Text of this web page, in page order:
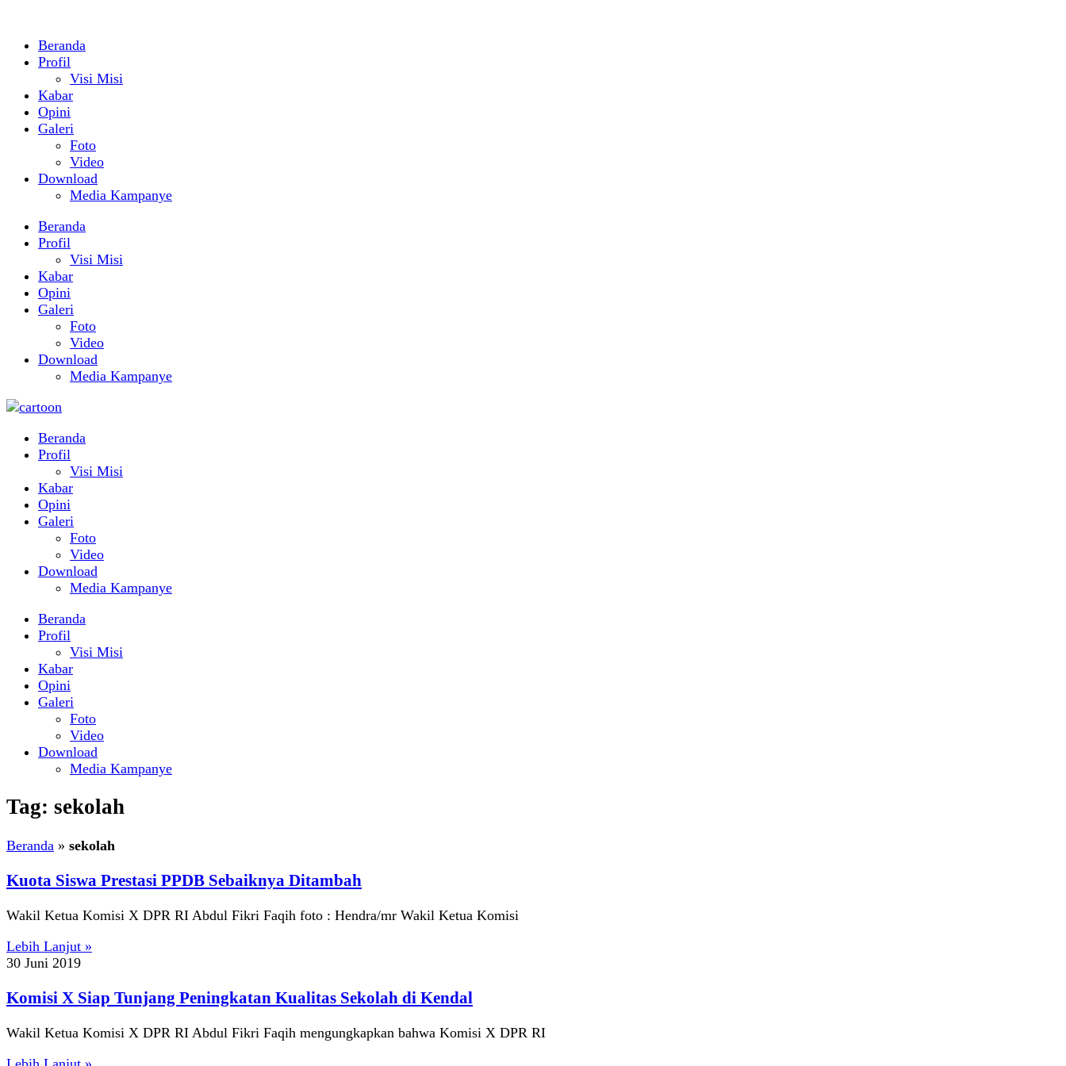
Beranda
Profil
Visi Misi
Kabar
Opini
Galeri
Foto
Video
Download
Media Kampanye
Beranda
Profil
Visi Misi
Kabar
Opini
Galeri
Foto
Video
Download
Media Kampanye
Beranda
Profil
Visi Misi
Kabar
Opini
Galeri
Foto
Video
Download
Media Kampanye
Beranda
Profil
Visi Misi
Kabar
Opini
Galeri
Foto
Video
Download
Media Kampanye
Tag: sekolah
Beranda » sekolah
Kuota Siswa Prestasi PPDB Sebaiknya Ditambah
Wakil Ketua Komisi X DPR RI Abdul Fikri Faqih foto : Hendra/mr Wakil Ketua Komisi
Lebih Lanjut »
30 Juni 2019
Komisi X Siap Tunjang Peningkatan Kualitas Sekolah di Kendal
Wakil Ketua Komisi X DPR RI Abdul Fikri Faqih mengungkapkan bahwa Komisi X DPR RI